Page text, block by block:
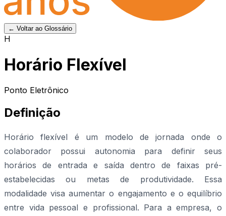
← Voltar ao Glossário
H
Horário Flexível
Ponto Eletrônico
Definição
Horário flexível é um modelo de jornada onde o
colaborador possui autonomia para definir seus
horários de entrada e saída dentro de faixas pré-
estabelecidas ou metas de produtividade. Essa
modalidade visa aumentar o engajamento e o equilíbrio
entre vida pessoal e profissional. Para a empresa, o